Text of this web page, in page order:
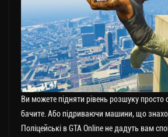
Ви можете підняти рівень розшуку просто
бачите. Або підриваючи машини, що
Поліцейські в GTA Online не дадуть вам